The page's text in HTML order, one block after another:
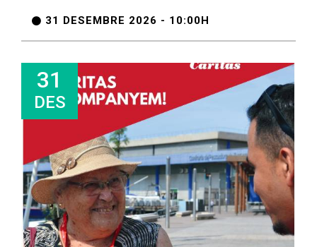
31 DESEMBRE 2026 - 10:00H
31
DES